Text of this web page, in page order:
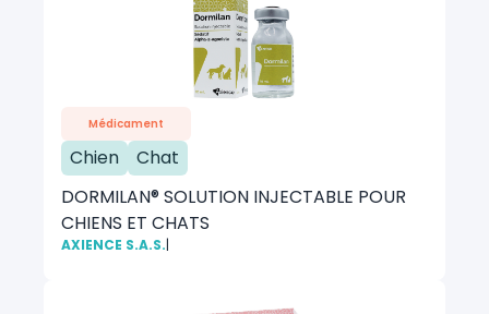
Médicament
Chien
Chat
DORMILAN® SOLUTION INJECTABLE POUR
CHIENS ET CHATS
AXIENCE S.A.S.|